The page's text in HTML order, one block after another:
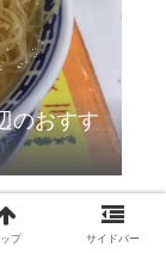
のおすす
ップ サイドバー